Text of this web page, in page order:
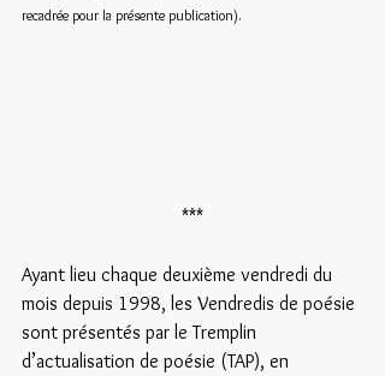
recadrée pour la présente publication).
***
Ayant lieu chaque deuxième vendredi du
mois depuis 1998, les Vendredis de poésie
sont présentés par le Tremplin
d’actualisation de poésie (TAP), en